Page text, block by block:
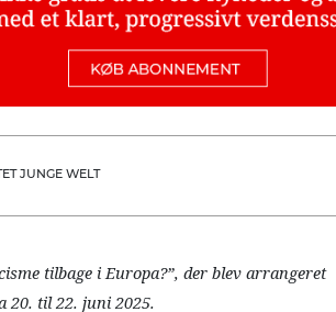
JUNGE WELT
tilbage i Europa?”, der blev arrangeret
20. til 22. juni 2025.